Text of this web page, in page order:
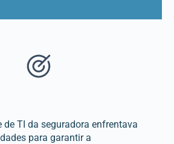
de TI da seguradora enfrentava
para garantir a